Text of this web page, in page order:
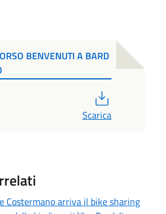
BENVENUTI A BARD
Scarica
Costermano arriva il bike sharing